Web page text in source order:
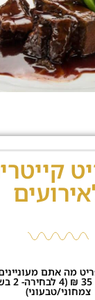
מה אתם
צמחוני/טבעוני)